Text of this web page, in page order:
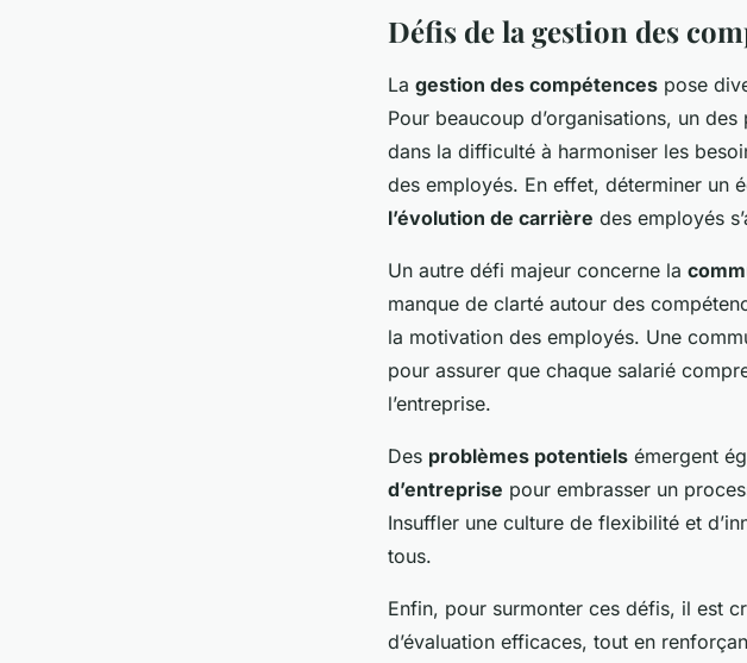
Défis de la gestion des
La gestion des compétences pose
Pour beaucoup d’organisations, un des
dans la difficulté à harmoniser les
des employés. En effet, déterminer un
l’évolution de carrière des employés
Un autre défi majeur concerne la
manque de clarté autour des
la motivation des employés. Une
pour assurer que chaque salarié
l’entreprise.
Des problèmes potentiels émergent
d’entreprise pour embrasser un
Insuffler une culture de flexibilité et
tous.
Enfin, pour surmonter ces défis, il est
d’évaluation efficaces, tout en